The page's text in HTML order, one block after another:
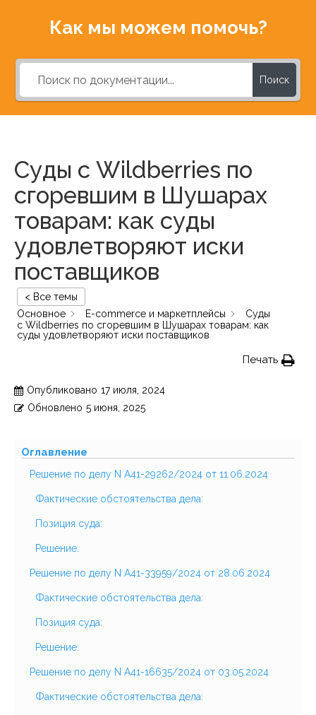
Как мы можем помочь?
Поиск
Суды с Wildberries по
сгоревшим в Шушарах
товарам: как суды
удовлетворяют иски
поставщиков
< Все темы
Основное
E-commerce и маркетплейсы
Суды
с Wildberries по сгоревшим в Шушарах товарам: как
суды удовлетворяют иски поставщиков
Печать
Опубликовано 17 июля, 2024
Обновлено 5 июня, 2025
Оглавление
Решение по делу N А41-29262/2024 от 11.06.2024
Фактические обстоятельства дела:
Позиция суда:
Решение:
Решение по делу N А41-33959/2024 от 28.06.2024
Фактические обстоятельства дела:
Позиция суда:
Решение:
Решение по делу N А41-16635/2024 от 03.05.2024
Фактические обстоятельства дела: